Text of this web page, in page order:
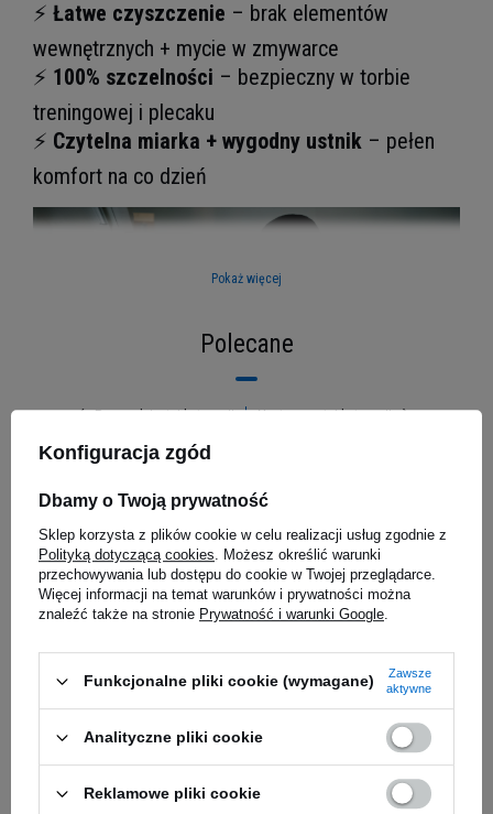
⚡ Łatwe czyszczenie – brak elementów
wewnętrznych + mycie w zmywarce
⚡ 100% szczelności – bezpieczny w torbie
treningowej i plecaku
⚡ Czytelna miarka + wygodny ustnik – pełen
komfort na co dzień
Nowoczesny shaker 700
ml do białek i
suplementów
Shaker Hiro Classic o pojemności 700 ml to
nowoczesny shaker do białek i suplementów w
proszku, zaprojektowany z myślą o maksymalnej
skuteczności mieszania i wygodzie użytkowania.
Zastosowana technologia Shaker X pozwala na
dokładne wymieszanie napoju bez użycia kulki,
Pokaż więcej
Polecane
Poprzedni z tej kategorii
HIRO.LAB PillBox
15,90 zł
MP
7,79 zł
4,99 zł
Następny z tej kategorii
Konfiguracja zgód
Dbamy o Twoją prywatność
Sklep korzysta z plików cookie w celu realizacji usług zgodnie z
Polityką dotyczącą cookies. Możesz określić warunki
przechowywania lub dostępu do cookie w Twojej przeglądarce.
Więcej informacji na temat warunków i prywatności można
znaleźć także na stronie Prywatność i warunki Google.
Funkcjonalne pliki cookie (wymagane)
Zawsze
aktywne
Analityczne pliki cookie
Reklamowe pliki cookie